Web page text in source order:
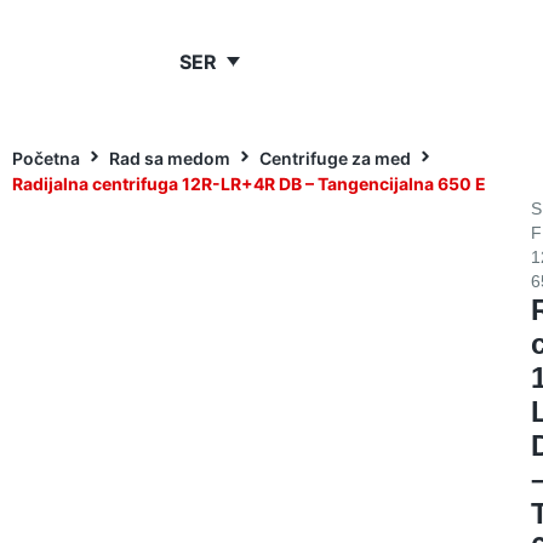
SER
Početna Rad sa medom
Centrifuge za med
Radijalna centrifuga 12R-LR+4R DB – Tangencijalna 650 E